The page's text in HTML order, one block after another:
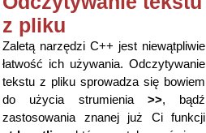
z pliku
Zaletą narzędzi C++ jest niewątpliwie
łatwość ich używania. Odczytywanie
tekstu z pliku sprowadza się bowiem
do użycia strumienia >>, bądź
zastosowania znanej już Ci funkcji